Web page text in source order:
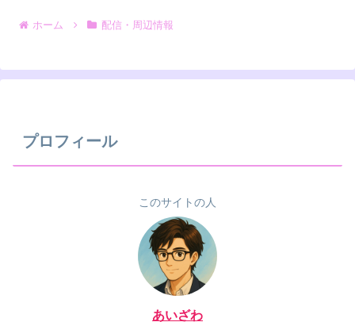
ホーム 配信・周辺情報
プロフィール
このサイトの人
あいざわ